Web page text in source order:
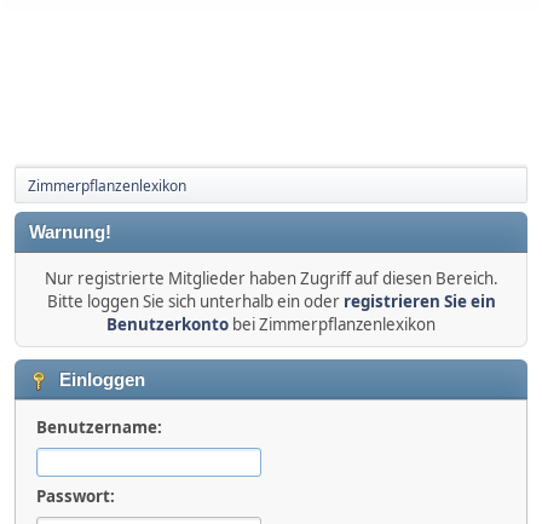
Zimmerpflanzenlexikon
Warnung!
Nur registrierte Mitglieder haben Zugriff auf diesen Bereich.
Bitte loggen Sie sich unterhalb ein oder registrieren Sie ein
Benutzerkonto bei Zimmerpflanzenlexikon
Einloggen
Benutzername:
Passwort: